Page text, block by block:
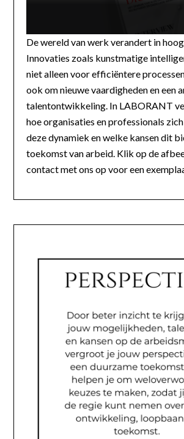
De wereld van werk verandert in
Innovaties zoals kunstmatige
niet alleen voor efficiëntere
ook om nieuwe vaardigheden en een
talentontwikkeling. In LABORANT
hoe organisaties en professionals zich
deze dynamiek en welke kansen dit
toekomst van arbeid. Klik op de
contact met ons op voor een